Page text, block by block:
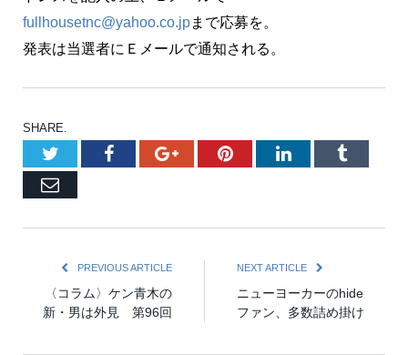
fullhousetnc@yahoo.co.jpまで応募を。
発表は当選者にＥメールで通知される。
SHARE.
TwitterFacebookGoogle+PinterestLinkedInTumblr
Email
PREVIOUS ARTICLE
〈コラム〉ケン青木の
新・男は外見 第96回
NEXT ARTICLE
ニューヨーカーのhide
ファン、多数詰め掛け